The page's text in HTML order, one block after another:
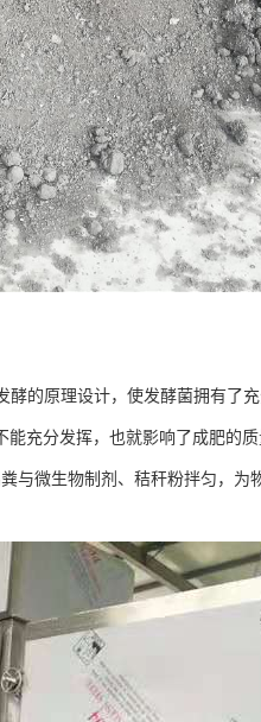
的原理设计，使发酵菌拥有了充
充分发挥，也就影响了成肥的
与微生物制剂、秸秆粉拌匀，为